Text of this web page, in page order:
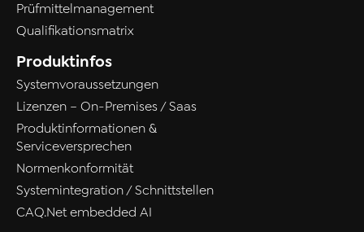
Prüfmittelmanagement
Qualifikationsmatrix
Produktinfos
Systemvoraussetzungen
Lizenzen – On-Premises / Saas
Produktinformationen &
Serviceversprechen
Normenkonformität
Systemintegration / Schnittstellen
CAQ.Net embedded AI